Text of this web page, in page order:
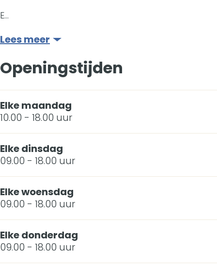
E…
Lees meer
Openingstijden
Elke maandag
10.00 - 18.00 uur
Elke dinsdag
09.00 - 18.00 uur
Elke woensdag
09.00 - 18.00 uur
Elke donderdag
09.00 - 18.00 uur